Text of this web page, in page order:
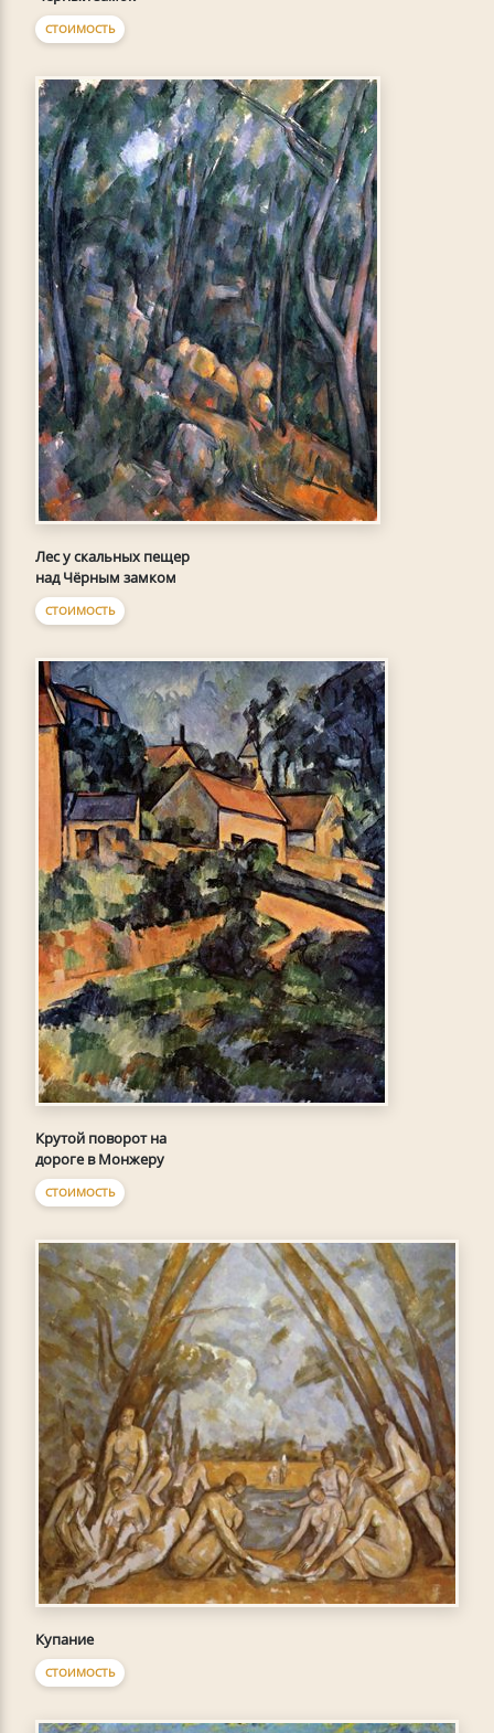
СТОИМОСТЬ
Лес у скальных пещер
над Чёрным замком
СТОИМОСТЬ
Крутой поворот на
дороге в Монжеру
СТОИМОСТЬ
Купание
СТОИМОСТЬ